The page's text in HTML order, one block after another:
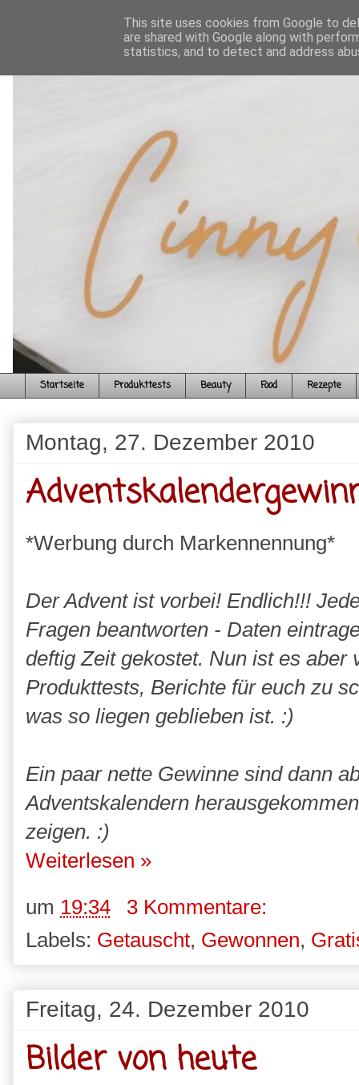
Startseite Produkttests Beauty Food Rezepte
Montag, 27. Dezember 2010
*Werbung durch Markennennung*
Der Advent ist vorbei! Endlich!!!
Fragen beantworten - Daten
deftig Zeit gekostet. Nun ist es
Produkttests, Berichte für euch zu
was so liegen geblieben ist. :)
Ein paar nette Gewinne sind dann
Adventskalendern
zeigen. :)
Weiterlesen »
um 19:34
3 Kommentare:
Labels: Getauscht, Gewonnen,
Freitag, 24. Dezember 2010
Bilder von heute
This site uses cookies from Google to
are shared with Google along with
statistics, and to detect and address